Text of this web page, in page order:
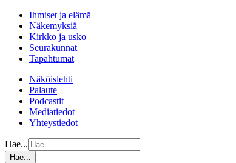
Ihmiset ja elämä
Näkemyksiä
Kirkko ja usko
Seurakunnat
Tapahtumat
Näköislehti
Palaute
Podcastit
Mediatiedot
Yhteystiedot
Hae...
Hae...